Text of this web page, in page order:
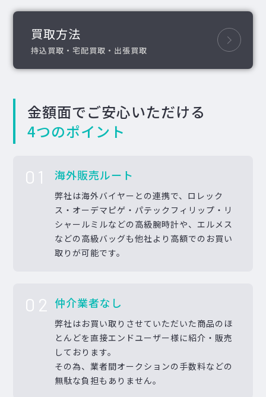
買取方法
持込買取・宅配買取・出張買取
金額面でご安心いただける
4つのポイント
01 海外販売ルート
弊社は海外バイヤーとの連携で、ロレック
ス・オーデマピゲ・パテックフィリップ・リ
シャールミルなどの高級腕時計や、エルメス
などの高級バッグも他社より高額でのお買い
取りが可能です。
02 仲介業者なし
弊社はお買い取りさせていただいた商品のほ
とんどを直接エンドユーザー様に紹介・販売
しております。
その為、業者間オークションの手数料などの
無駄な負担もありません。